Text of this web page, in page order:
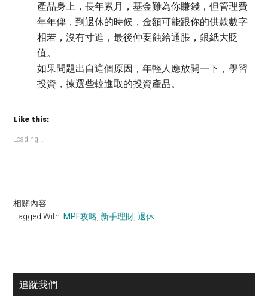
產品身上，長年累月，基金難為你賺錢，但管理費
年年俾，到退休的時候，金額可能跟你的供款數字
相若，沒有寸進，最後仲要蝕給通脹，銀紙大貶
值。
如果問題出自這個原因，年輕人應放開一下，學習
投資，揀選些較進取的投資產品。
Like this:
Loading...
相關內容
Tagged With: MPF攻略 新手理財 ,退休
Primary
追蹤我們